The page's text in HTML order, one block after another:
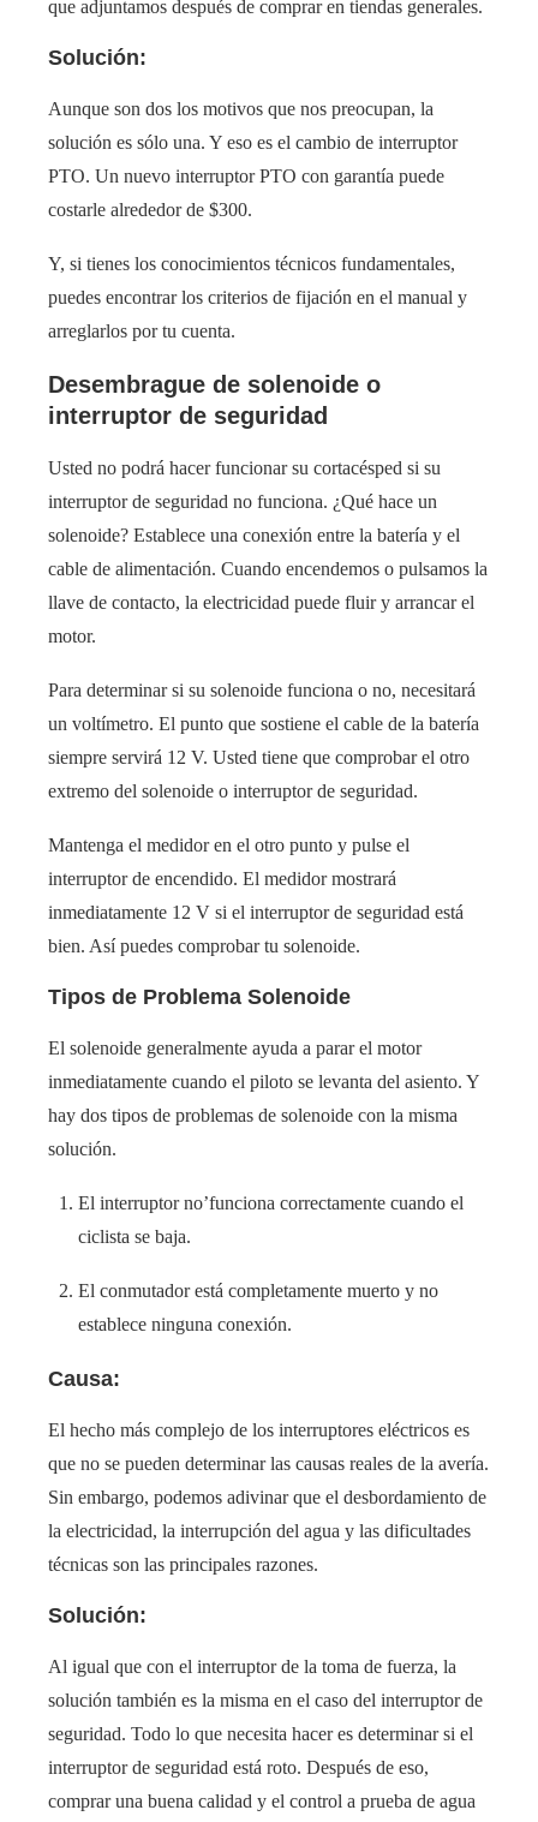
que adjuntamos después de comprar en tiendas generales.
Solución:
Aunque son dos los motivos que nos preocupan, la
solución es sólo una. Y eso es el cambio de interruptor
PTO. Un nuevo interruptor PTO con garantía puede
costarle alrededor de $300.
Y, si tienes los conocimientos técnicos fundamentales,
puedes encontrar los criterios de fijación en el manual y
arreglarlos por tu cuenta.
Desembrague de solenoide o
interruptor de seguridad
Usted no podrá hacer funcionar su cortacésped si su
interruptor de seguridad no funciona. ¿Qué hace un
solenoide? Establece una conexión entre la batería y el
cable de alimentación. Cuando encendemos o pulsamos la
llave de contacto, la electricidad puede fluir y arrancar el
motor.
Para determinar si su solenoide funciona o no, necesitará
un voltímetro. El punto que sostiene el cable de la batería
siempre servirá 12 V. Usted tiene que comprobar el otro
extremo del solenoide o interruptor de seguridad.
Mantenga el medidor en el otro punto y pulse el
interruptor de encendido. El medidor mostrará
inmediatamente 12 V si el interruptor de seguridad está
bien. Así puedes comprobar tu solenoide.
Tipos de Problema Solenoide
El solenoide generalmente ayuda a parar el motor
inmediatamente cuando el piloto se levanta del asiento. Y
hay dos tipos de problemas de solenoide con la misma
solución.
El interruptor no’funciona correctamente cuando el
ciclista se baja.
El conmutador está completamente muerto y no
establece ninguna conexión.
Causa:
El hecho más complejo de los interruptores eléctricos es
que no se pueden determinar las causas reales de la avería.
Sin embargo, podemos adivinar que el desbordamiento de
la electricidad, la interrupción del agua y las dificultades
técnicas son las principales razones.
Solución:
Al igual que con el interruptor de la toma de fuerza, la
solución también es la misma en el caso del interruptor de
seguridad. Todo lo que necesita hacer es determinar si el
interruptor de seguridad está roto. Después de eso,
comprar una buena calidad y el control a prueba de agua